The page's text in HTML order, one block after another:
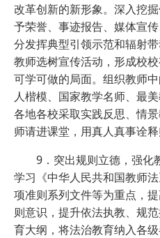
改革创新的新形象。深入挖
予荣誉、事迹报告、媒体宣
分发挥典型引领示范和辐射
教师选树宣传活动，形成校
可学可做的局面。组织教师
人楷模、国家教学名师、最
各地各校采取实践反思、情
师请进课堂，用真人真事诠释
9．突出规则立德，强化
学习《中华人民共和国教师
项准则系列文件等为重点，
则意识，提升依法执教、规
育大纲，将法治教育纳入各